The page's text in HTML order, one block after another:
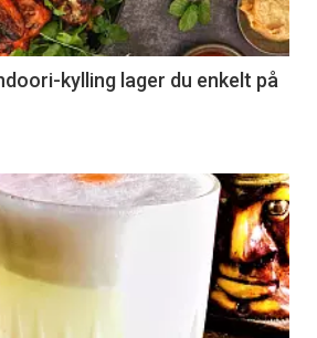
kylling lager du enkelt på